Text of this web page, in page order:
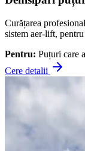
Curățarea
sistem aer-lift,
Pentru: Puțuri care
Cere detalii